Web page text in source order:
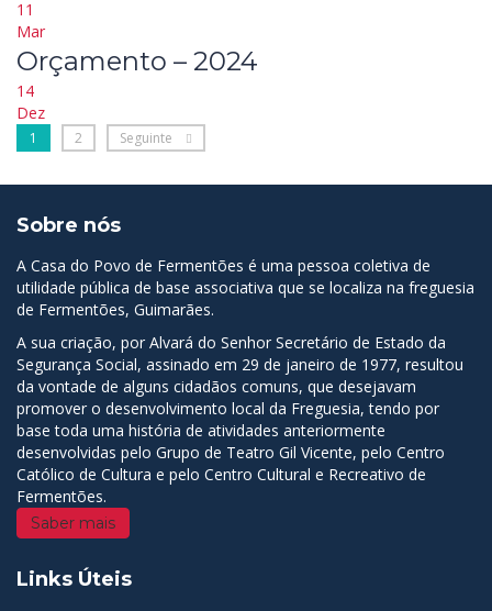
11
Mar
Orçamento – 2024
14
Dez
1 2 Seguinte
Sobre nós
A Casa do Povo de Fermentões é uma pessoa coletiva de
utilidade pública de base associativa que se localiza na freguesia
de Fermentões, Guimarães.
A sua criação, por Alvará do Senhor Secretário de Estado da
Segurança Social, assinado em 29 de janeiro de 1977, resultou
da vontade de alguns cidadãos comuns, que desejavam
promover o desenvolvimento local da Freguesia, tendo por
base toda uma história de atividades anteriormente
desenvolvidas pelo Grupo de Teatro Gil Vicente, pelo Centro
Católico de Cultura e pelo Centro Cultural e Recreativo de
Fermentões.
Saber mais
Links Úteis